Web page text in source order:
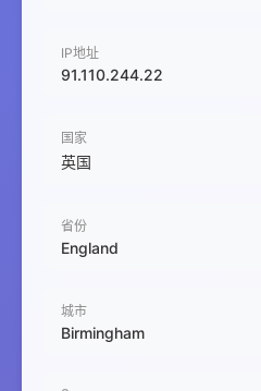
IP地址
91.110.244.22
国家
英国
省份
England
城市
Birmingham